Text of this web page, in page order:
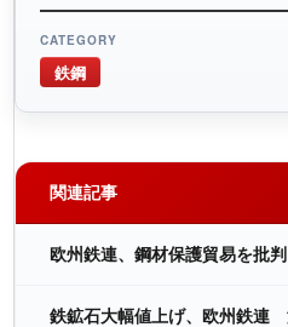
CATEGORY
鉄鋼
関連記事
欧州鉄連、鋼材保護貿易を批
鉄鉱石大幅値上げ、欧州鉄連